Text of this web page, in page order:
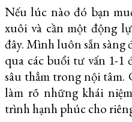
Nếu lúc nào đó bạn
xuôi và cần một động
đây. Mình luôn sẵn
qua các buổi tư vấn 1-
sâu thẳm trong nội tâm.
làm rõ những khái
trình hạnh phúc cho